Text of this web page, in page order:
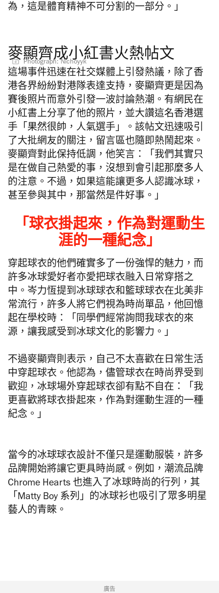
為，這是體育精神不可分割的一部分。」
麥顯齊成小紅書火熱帖文
Photograph: Nichoyyk
這場事件迅速在社交媒體上引發熱議，除了香
港各界紛紛對港隊表達支持，麥顯齊更是因為
賽後照片而意外引發一波討論熱潮。有網民在
小紅書上分享了他的照片，並大讚這名香港選
手「果然很帥，人氣選手」。該帖文迅速吸引
了大批網友的關注，留言區也隨即熱鬧起來。
麥顯齊對此保持低調，他笑言：「我們其實只
是在做自己熱愛的事，沒想到會引起那麼多人
的注意。不過，如果這能讓更多人認識冰球，
甚至參與其中，那當然是件好事。」
「 球衣掛起來，作為對運動生
涯的一種紀念」
穿起球衣的他們確實多了一份強悍的魅力，而
許多冰球愛好者亦愛把球衣融入日常穿搭之
中。岑力恆提到冰球球衣和籃球球衣在北美非
常流行，許多人將它們視為時尚單品，他回憶
起在學校時：「同學們經常詢問我球衣的來
源，讓我感受到冰球文化的影響力。」
不過麥顯齊則表示，自己不太喜歡在日常生活
中穿起球衣。他認為，儘管球衣在時尚界受到
歡迎，冰球場外穿起球衣卻有點不自在：「我
更喜歡將球衣掛起來，作為對運動生涯的一種
紀念。」
當今的冰球球衣設計不僅只是運動服裝，許多
品牌開始將讓它更具時尚感。例如，潮流品牌
Chrome Hearts 也進入了冰球時尚的行列，其
「Matty Boy 系列」的冰球衫也吸引了眾多明星
藝人的青睞。
廣告